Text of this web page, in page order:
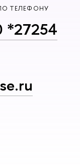
ТЕЛЕФОНУ
*27254